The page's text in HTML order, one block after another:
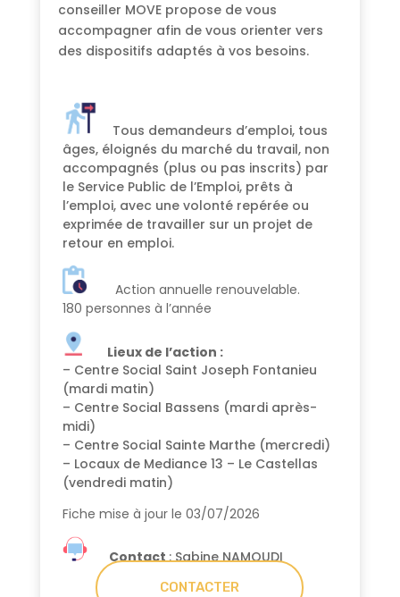
conseiller MOVE propose de vous
accompagner afin de vous orienter vers
des dispositifs adaptés à vos besoins.
Tous demandeurs d’emploi, tous
âges, éloignés du marché du travail, non
accompagnés (plus ou pas inscrits) par
le Service Public de l’Emploi, prêts à
l’emploi, avec une volonté repérée ou
exprimée de travailler sur un projet de
retour en emploi.
Action annuelle renouvelable.
180 personnes à l’année
Lieux de l’action :
– Centre Social Saint Joseph Fontanieu
(mardi matin)
– Centre Social Bassens (mardi après-
midi)
– Centre Social Sainte Marthe (mercredi)
– Locaux de Mediance 13 – Le Castellas
(vendredi matin)
Fiche mise à jour le 03/07/2026
Contact: Sabine NAMOUDI
CONTACTER